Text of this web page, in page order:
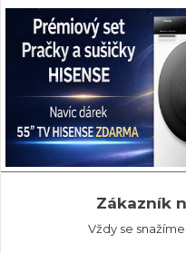
Zákazník
Vždy se